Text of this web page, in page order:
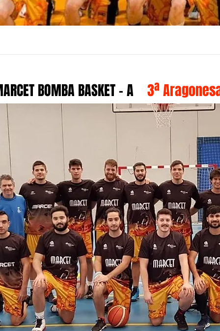
BOMBA BASKET - A 3ª